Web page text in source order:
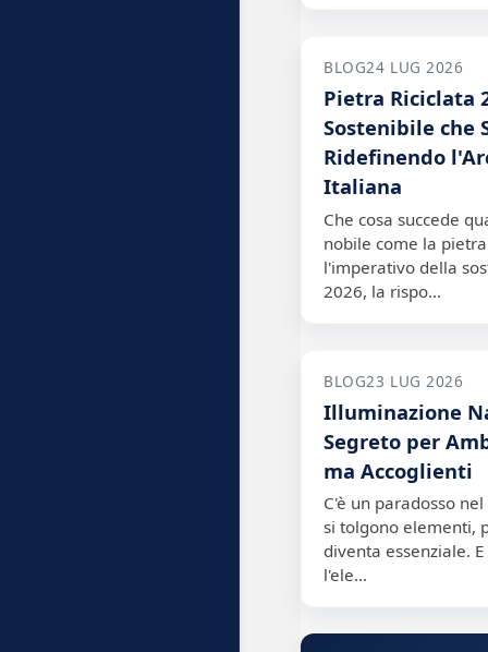
BLOG24 LUG 2026
Pietra Riciclata
Sostenibile che
Ridefinendo
Italiana
Che cosa succede
nobile come la
l'imperativo della
2026, la rispo…
BLOG23 LUG 2026
Illuminazione
Segreto per
ma Accoglienti
C'è un paradosso
si tolgono elementi,
diventa essenziale.
l'ele…